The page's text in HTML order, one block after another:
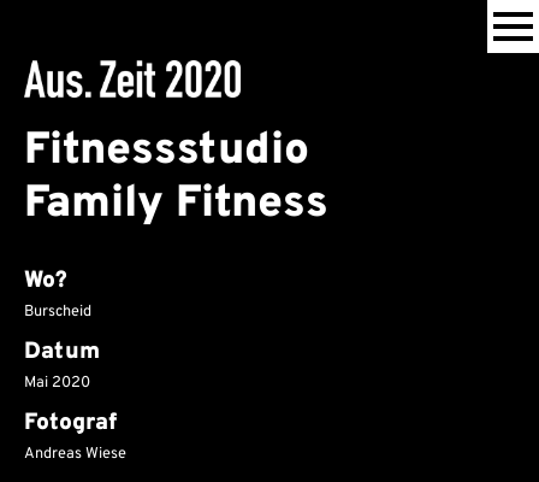
Fitnessstudio
Family Fitness
Wo?
Burscheid
Datum
Mai 2020
Fotograf
Andreas Wiese